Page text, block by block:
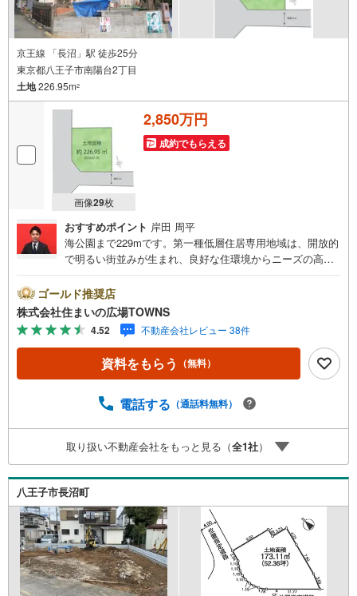
京王線 「長沼」駅 徒歩25分
東京都八王子市南陽台2丁目
土地226.95m2
画像29枚
2,850万円
成約でもらえる
おすすめポイント 岸田 周平
海公園まで229mです。第一種低層住居専用地域は、開放的
で明るい街並みが生まれ、良好な住環境からニーズの高い
討の方におすすめです。土地面積は226.95平米（公簿）と
なっております。住宅用地なので、周辺環境が新しい住ま
いを建てるのに適しています。【年中無休/9:00～21:00】
人気物件は特にお問い合わせが集中するため、お早めにお
電話下さい。「室内・現地を見学する」ボタンよりご予約
頂くとご見学がスムーズです。■その他、各種ご相談も承っ
レーション■住まいの広場TOWNSからお客様へ経験豊富な
て頂きます！ /他社様掲載物件も併せてご紹介可能ですので
お気軽にお問い合わせ下さい♪駐車場もございますので、
お車でのお越しも大歓迎です！
ゴールド推奨店
株式会社住まいの広場TOWNS
4.52 不動産会社レビュー 38件
資料をもらう （無料）
電話する （通話料無料）
取り扱い不動産会社をもっと見る（全1社）
八王子市長沼町